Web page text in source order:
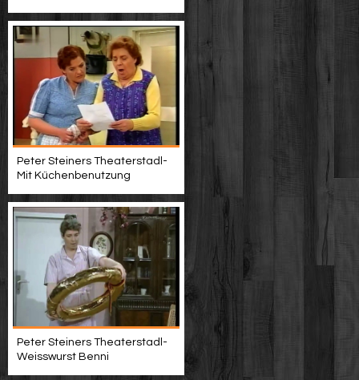
Peter Steiners Theaterstadl-
Mit Küchenbenutzung
Peter Steiners Theaterstadl-
Weisswurst Benni